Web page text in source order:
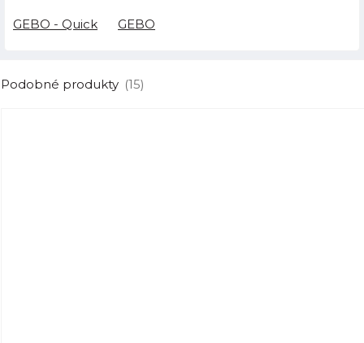
GEBO - Quick GEBO
Podobné produkty (15)